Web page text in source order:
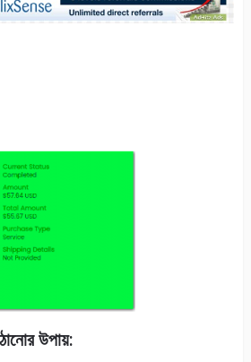
উপায়: